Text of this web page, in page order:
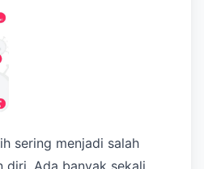
sering menjadi salah
diri. Ada banyak sekali